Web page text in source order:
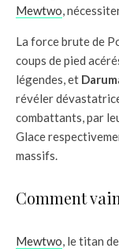
Mewtwo,
La force brute de
coups de pied
légendes, et
révéler
combattants, par
Glace
massifs.
Comment
Mewtwo, le titan de